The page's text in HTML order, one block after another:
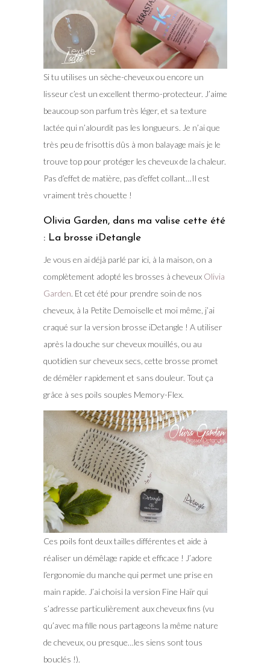
Si tu utilises un sèche-cheveux ou encore un
lisseur c’est un excellent thermo-protecteur. J’aime
beaucoup son parfum très léger, et sa texture
lactée qui n’alourdit pas les longueurs. Je n’ai que
très peu de frisottis dûs à mon balayage mais je le
trouve top pour protéger les cheveux de la chaleur.
Pas d’effet de matière, pas d’effet collant…Il est
vraiment très chouette !
Olivia Garden, dans ma valise cette été
: La brosse iDetangle
Je vous en ai déjà parlé par ici, à la maison, on a
complètement adopté les brosses à cheveux Olivia
Garden. Et cet été pour prendre soin de nos
cheveux, à la Petite Demoiselle et moi même, j’ai
craqué sur la version brosse iDetangle ! A utiliser
après la douche sur cheveux mouillés, ou au
quotidien sur cheveux secs, cette brosse promet
de démêler rapidement et sans douleur. Tout ça
grâce à ses poils souples Memory-Flex.
Ces poils font deux tailles différentes et aide à
réaliser un démêlage rapide et efficace ! J’adore
l’ergonomie du manche qui permet une prise en
main rapide. J’ai choisi la version Fine Haïr qui
s’adresse particulièrement aux cheveux fins (vu
qu’avec ma fille nous partageons la même nature
de cheveux, ou presque…les siens sont tous
bouclés !).